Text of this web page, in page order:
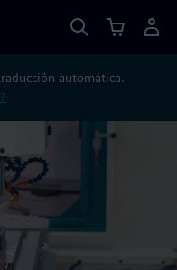
automática.